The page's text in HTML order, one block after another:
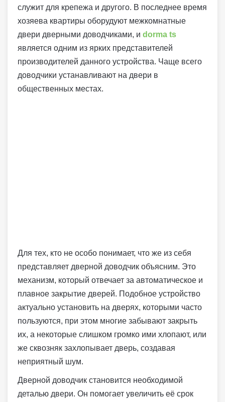
служит для крепежа и другого. В последнее время
хозяева квартиры оборудуют межкомнатные
двери дверными доводчиками, и dorma ts
является одним из ярких представителей
производителей данного устройства. Чаще всего
доводчики устанавливают на двери в
общественных местах.
Для тех, кто не особо понимает, что же из себя
представляет дверной доводчик объясним. Это
механизм, который отвечает за автоматическое и
плавное закрытие дверей. Подобное устройство
актуально установить на дверях, которыми часто
пользуются, при этом многие забывают закрыть
их, а некоторые слишком громко ими хлопают, или
же сквозняк захлопывает дверь, создавая
неприятный шум.
Дверной доводчик становится необходимой
деталью двери. Он помогает увеличить её срок